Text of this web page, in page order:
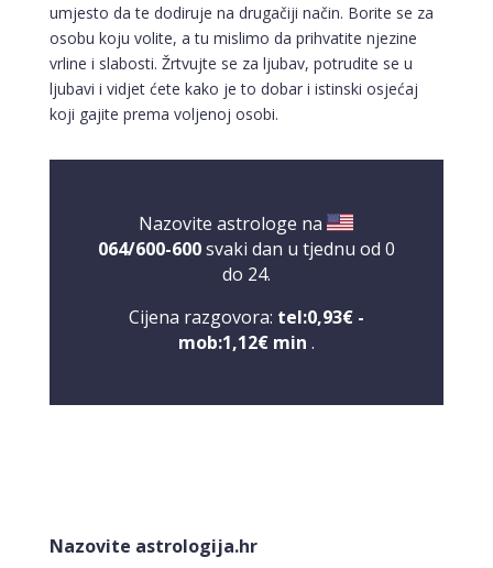
umjesto da te dodiruje na drugačiji način. Borite se za
osobu koju volite, a tu mislimo da prihvatite njezine
vrline i slabosti. Žrtvujte se za ljubav, potrudite se u
ljubavi i vidjet ćete kako je to dobar i istinski osjećaj
koji gajite prema voljenoj osobi.
Nazovite astrologe na
064/600-600svaki dan u tjednu od 0
do 24.
Cijena razgovora: tel:0,93€ -
mob:1,12€ min .
Nazovite astrologija.hrTarot savjetnik je slobodan